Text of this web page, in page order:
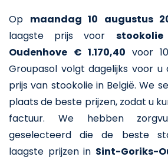
Op maandag 10 augustus
laagste prijs voor stookolie
Oudenhove € 1.170,40 voor
Groupasol volgt dagelijks voor
prijs van stookolie in België. We
plaats de beste prijzen, zodat u
factuur. We hebben
geselecteerd die de beste
laagste prijzen in Sint-Goriks-